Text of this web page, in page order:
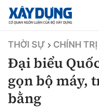
TIN BỘ XÂY DỰNG
CHUYÊN MỤC
THỜI SỰ CHÍNH TRỊ
Đại biểu
gọn bộ máy,
bằng